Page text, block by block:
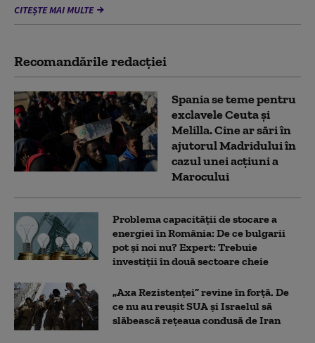
CITEȘTE MAI MULTE
Recomandările redacţiei
Spania se teme pentru
exclavele Ceuta și
Melilla. Cine ar sări în
ajutorul Madridului în
cazul unei acțiuni a
Marocului
Problema capacității de stocare a
energiei în România: De ce bulgarii
pot și noi nu? Expert: Trebuie
investiții în două sectoare cheie
„Axa Rezistenței” revine în forță. De
ce nu au reușit SUA și Israelul să
slăbească rețeaua condusă de Iran